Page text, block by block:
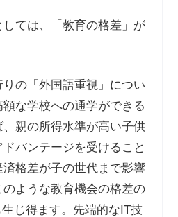
しては、「教育の格差」が
の「外国語重視」につい
な学校への通学ができる
親の所得水準が高い子供
バンテージを受けること
格差が子の世代まで影響
ような教育機会の格差の
じ得ます。先端的なIT技